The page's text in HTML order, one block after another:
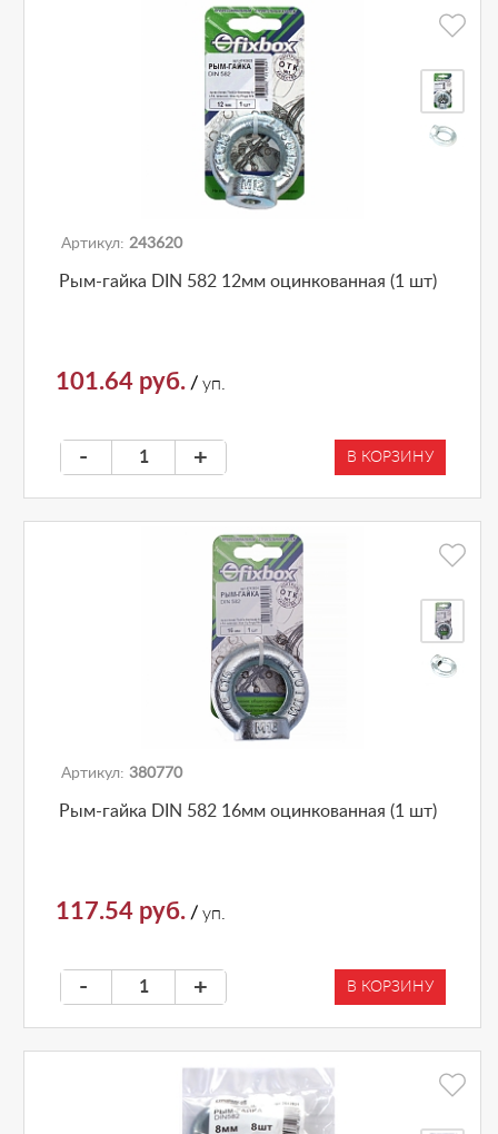
Артикул: 243620
Рым-гайка DIN 582 12мм оцинкованная (1 шт)
101.64 руб. / уп.
- + В КОРЗИНУ
Артикул: 380770
Рым-гайка DIN 582 16мм оцинкованная (1 шт)
117.54 руб. / уп.
- + В КОРЗИНУ